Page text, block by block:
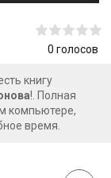
0 голосов
книгу
!. Полная
компьютере,
время.